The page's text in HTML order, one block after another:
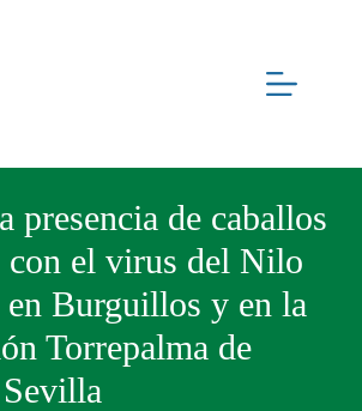
presencia de caballos
con el virus del Nilo
en Burguillos y en la
Torrepalma de